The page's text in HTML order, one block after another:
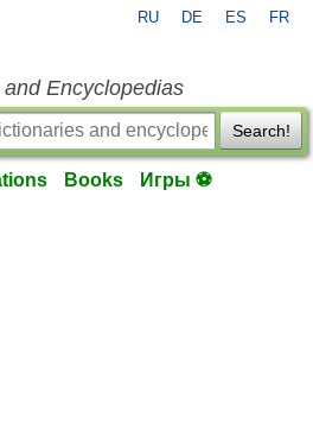
RU DE ES FR
Encyclopedias
Search!
Books Игры ⚽